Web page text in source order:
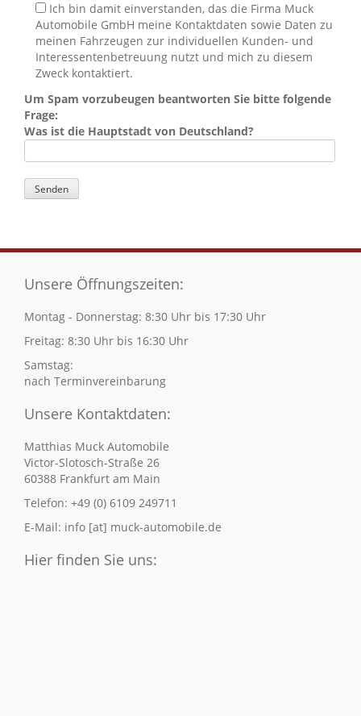
Ich bin damit einverstanden, das die Firma Muck
Automobile GmbH meine Kontaktdaten sowie Daten zu
meinen Fahrzeugen zur individuellen Kunden- und
Interessentenbetreuung nutzt und mich zu diesem
Zweck kontaktiert.
Um Spam vorzubeugen beantworten Sie bitte folgende
Frage:
Was ist die Hauptstadt von Deutschland?
Unsere Öffnungszeiten:
Montag - Donnerstag: 8:30 Uhr bis 17:30 Uhr
Freitag: 8:30 Uhr bis 16:30 Uhr
Samstag:
nach Terminvereinbarung
Unsere Kontaktdaten:
Matthias Muck Automobile
Victor-Slotosch-Straße 26
60388 Frankfurt am Main
Telefon: +49 (0) 6109 249711
E-Mail: info [at] muck-automobile.de
Hier finden Sie uns: